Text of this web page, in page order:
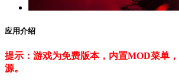
应用介绍
提示：游戏为免费版本，内置MOD菜单
源。